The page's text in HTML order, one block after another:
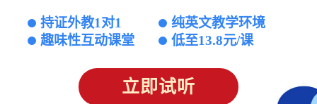
持证外教1对1
纯英文教学环境
趣味性互动课堂
低至13.8元/课
立即试听